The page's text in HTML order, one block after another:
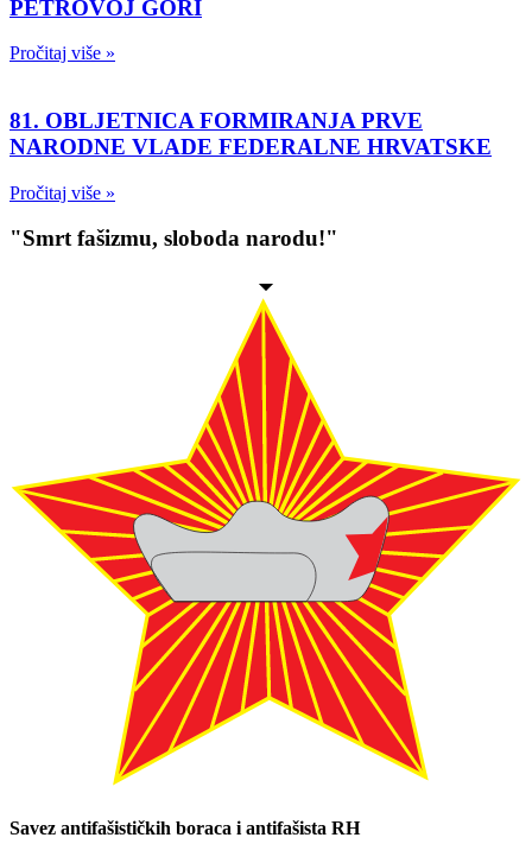
PETROVOJ GORI
Pročitaj više »
81. OBLJETNICA FORMIRANJA PRVE
NARODNE VLADE FEDERALNE HRVATSKE
Pročitaj više »
"Smrt fašizmu, sloboda narodu!"
Savez antifašističkih boraca i antifašista RH